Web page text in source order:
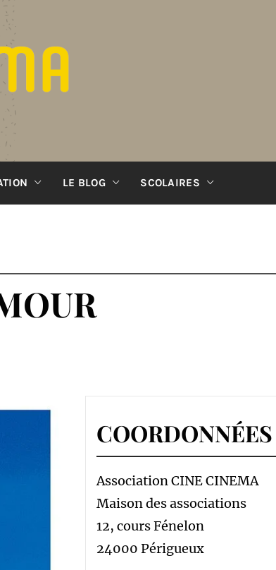
LE BLOG SCOLAIRES
COORDONNÉES
Association CINE CINEMA
Maison des associations
12, cours Fénelon
24000 Périgueux